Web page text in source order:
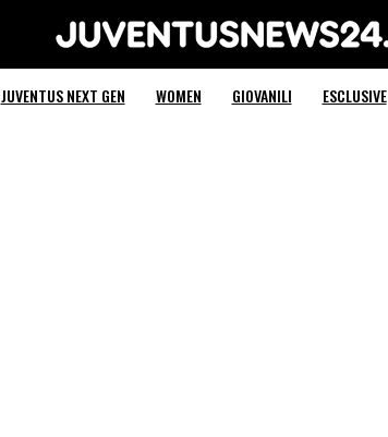
Juventus News 24
JUVENTUS NEXT GEN WOMEN GIOVANILI ESCLUSIVE